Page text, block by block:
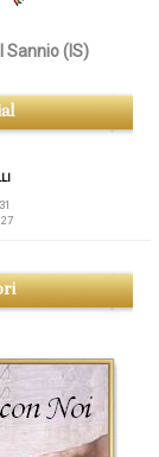
Sannio (IS)